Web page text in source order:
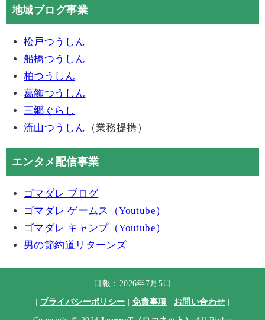
地域ブログ事業
松戸つうしん
船橋つうしん
柏つうしん
葛飾つうしん
三郷ぐらし
流山つうしん （業務提携）
エンタメ配信事業
ゴマダレ ブログ
ゴマダレ ゲームス（Youtube）
ゴマダレ キャンプ（Youtube）
男の節約道リターンズ
日報：2026年7月5日
プライバシーポリシー 免責事項 お問い合わせ